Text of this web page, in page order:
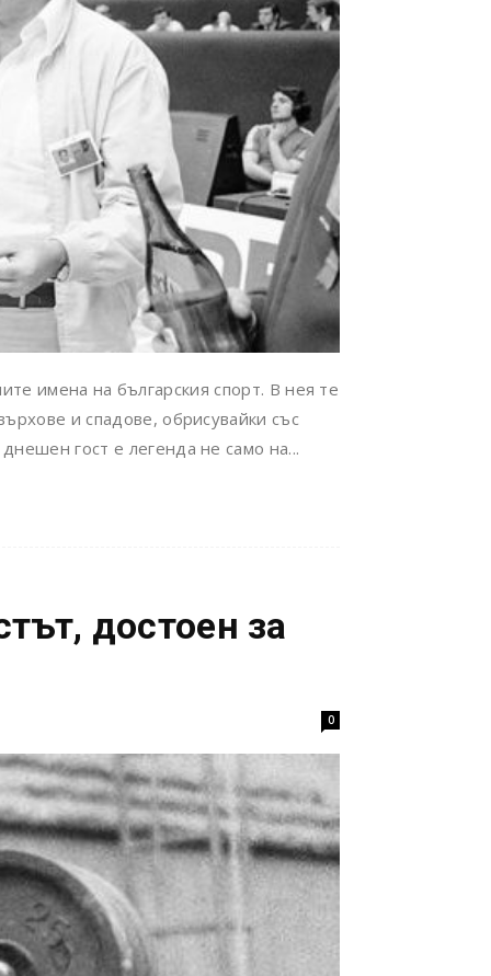
имена на българския спорт. В нея те
и спадове, обрисувайки със
гост е легенда не само на...
достоен за
0